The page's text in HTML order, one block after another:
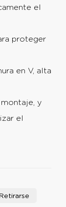
el
proteger
en V, alta
y
el